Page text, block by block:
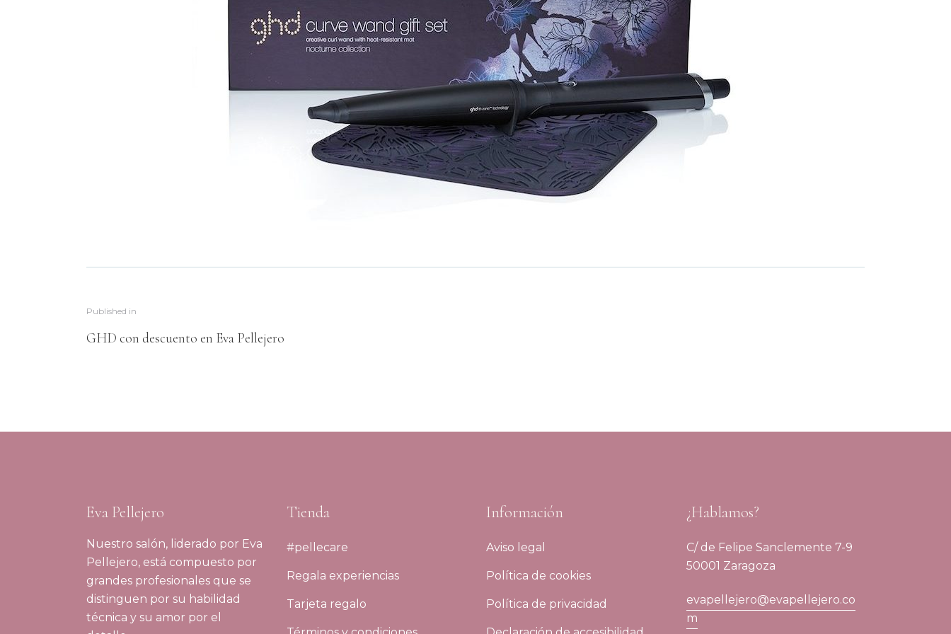
Published in
GHD con descuento en Eva Pellejero
Eva Pellejero
Nuestro salón, liderado por Eva
Pellejero, está compuesto por
grandes profesionales que se
distinguen por su habilidad
técnica y su amor por el
Tienda
#pellecare
Regala experiencias
Tarjeta regalo
Información
Aviso legal
Política de cookies
Política de privacidad
¿Hablamos?
C/ de Felipe Sanclemente 7-9
50001 Zaragoza
evapellejero@evapellejero.co
m